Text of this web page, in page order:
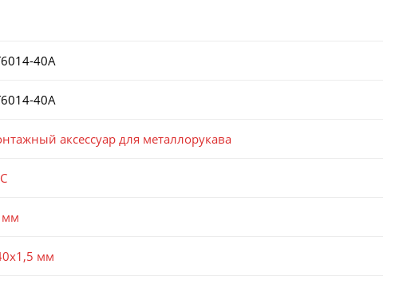
40A
40A
аксессуар для металлорукава
мм
мм